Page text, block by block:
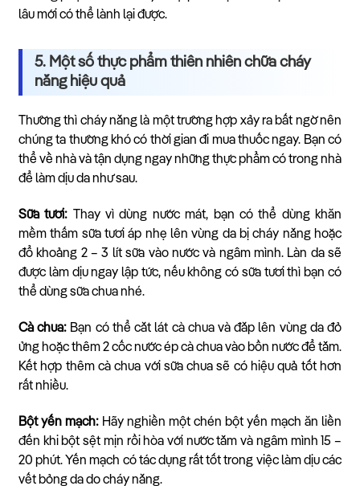
lâu mới có thể lành lại được.
5. Một số thực phẩm thiên nhiên chữa cháy
nắng hiệu quả
Thường thì cháy nắng là một trường hợp xảy ra bất ngờ nên
chúng ta thường khó có thời gian đi mua thuốc ngay. Bạn có
thể về nhà và tận dụng ngay những thực phẩm có trong nhà
để làm dịu da như sau.
Sữa tươi: Thay vì dùng nước mát, bạn có thể dùng khăn
mềm thấm sữa tươi áp nhẹ lên vùng da bị cháy nắng hoặc
đổ khoảng 2 – 3 lít sữa vào nước và ngâm mình. Làn da sẽ
được làm dịu ngay lập tức, nếu không có sữa tươi thì bạn có
thể dùng sữa chua nhé.
Cà chua: Bạn có thể cắt lát cà chua và đắp lên vùng da đỏ
ửng hoặc thêm 2 cốc nước ép cà chua vào bồn nước để tắm.
Kết hợp thêm cà chua với sữa chua sẽ có hiệu quả tốt hơn
rất nhiều.
Bột yến mạch: Hãy nghiền một chén bột yến mạch ăn liền
đến khi bột sệt mịn rồi hòa với nước tắm và ngâm mình 15 –
20 phút. Yến mạch có tác dụng rất tốt trong việc làm dịu các
vết bỏng da do cháy nắng.